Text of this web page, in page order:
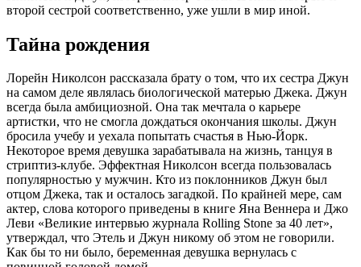
второй сестрой соответственно, уже ушли в мир иной.
Тайна рождения
Лорейн Николсон рассказала брату о том, что их сестра Джун
на самом деле являлась биологической матерью Джека. Джун
всегда была амбициозной. Она так мечтала о карьере
артистки, что не смогла дождаться окончания школы. Джун
бросила учебу и уехала попытать счастья в Нью-Йорк.
Некоторое время девушка зарабатывала на жизнь, танцуя в
стриптиз-клубе. Эффектная Николсон всегда пользовалась
популярностью у мужчин. Кто из поклонников Джун был
отцом Джека, так и осталось загадкой. По крайней мере, сам
актер, слова которого приведены в книге Яна Веннера и Джо
Леви «Великие интервью журнала Rolling Stone за 40 лет»,
утверждал, что Этель и Джун никому об этом не говорили.
Как бы то ни было, беременная девушка вернулась с